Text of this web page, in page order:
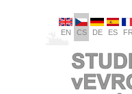
EN CS DE ES FR